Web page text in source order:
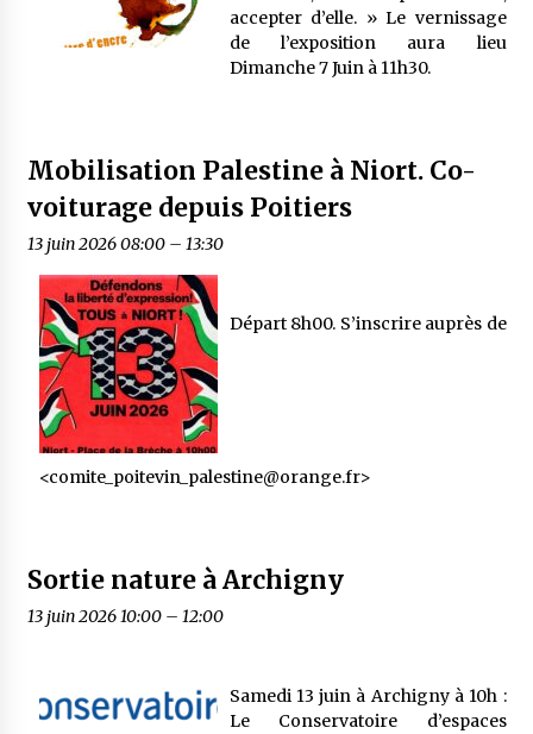
accepter d’elle. » Le vernissage
de l’exposition aura lieu
Dimanche 7 Juin à 11h30.
Mobilisation Palestine à Niort. Co-
voiturage depuis Poitiers
13 juin 2026 08:00– 13:30
Départ 8h00. S’inscrire auprès de
<comite_poitevin_palestine@orange.fr>
Sortie nature à Archigny
13 juin 2026 10:00– 12:00
Samedi 13 juin à Archigny à 10h :
Le Conservatoire d’espaces